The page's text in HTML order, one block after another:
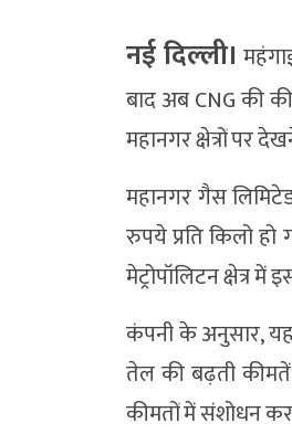
नई दिल्ली।
बाद अब CNG की
महानगर क्षेत्रों पर
महानगर गैस
रुपये प्रति किलो
मेट्रोपॉलिटन क्षेत्र
कंपनी के अनुसार, यह
तेल की बढ़ती
कीमतों में संशोधन